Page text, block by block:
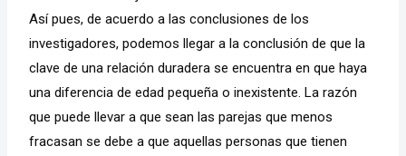
Así pues, de acuerdo a las conclusiones de los
investigadores, podemos llegar a la conclusión de que la
clave de una relación duradera se encuentra en que haya
una diferencia de edad pequeña o inexistente. La razón
que puede llevar a que sean las parejas que menos
fracasan se debe a que aquellas personas que tienen